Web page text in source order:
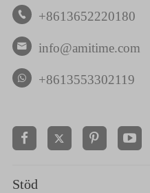
 +8613652220180
 info@amitime.com
+8613553302119

Stöd